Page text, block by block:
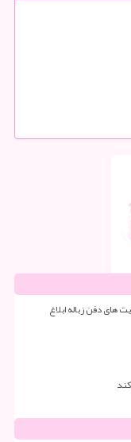
های دفن زباله ابلاغ